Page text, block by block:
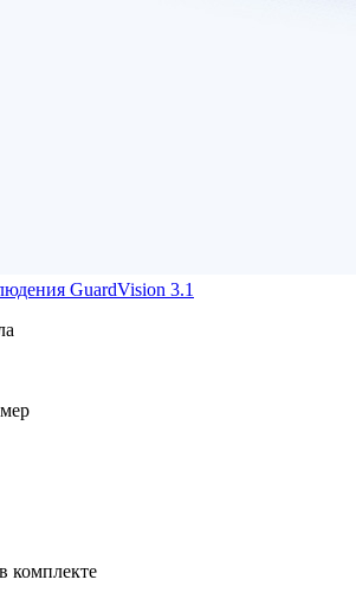
GuardVision 3.1
комплекте